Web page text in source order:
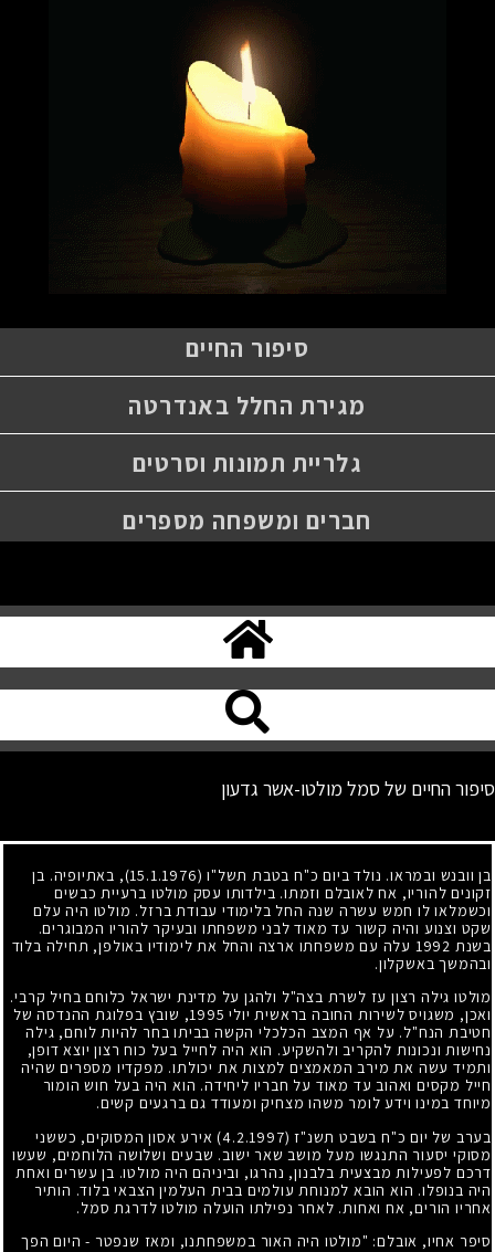
סיפור החיים
מגירת החלל באנדרטה
גלריית תמונות וסרטים
חברים ומשפחה מספרים
סיפור החיים של סמל מולטו-אשר גדעון
בן וובנש ובמראו. נולד ביום כ"ח בטבת תשל"ו (15.1.1976)
, באתיופיה. בן
זקונים להוריו, אח לאובלם וזמתו. בילדותו עסק מולטו ברעיית כבשים
וכשמלאו לו חמש עשרה שנה החל בלימודי עבודת ברזל. מולטו היה עלם
שקט וצנוע והיה קשור עד מאוד לבני משפחתו ובעיקר להוריו המבוגרים.
בשנת 1992 עלה עם משפחתו ארצה והחל את לימודיו באולפן, תחילה בלוד
ובהמשך באשקלון.
מולטו גילה רצון עז לשרת בצה"ל ולהגן על מדינת ישראל כלוחם בחיל קרבי.
ואכן, משגויס לשירות החובה בראשית יולי 1995, שובץ בפלוגת ההנדסה של
חטיבת הנח"ל. על אף המצב הכלכלי הקשה בביתו בחר להיות לוחם, גילה
נחישות ונכונות להקריב ולהשקיע. הוא היה לחייל בעל כוח רצון יוצא דופן,
ותמיד עשה את מירב המאמצים למצות את יכולתו. מפקדיו מספרים שהיה
חייל מקסים ואהוב עד מאוד על חבריו ליחידה. הוא היה בעל חוש הומור
מיוחד במינו וידע לומר משהו מצחיק ומעודד גם ברגעים קשים.
בערב של יום כ"ח בשבט תשנ"ז (4.2.1997)
אירע אסון המסוקים, כששני
מסוקי יסעור התנגשו מעל מושב שאר ישוב. שבעים ושלושה הלוחמים, שעשו
דרכם לפעילות מבצעית בלבנון, נהרגו, וביניהם היה מולטו. בן עשרים ואחת
היה בנופלו. הוא הובא למנוחת עולמים בבית העלמין הצבאי בלוד. הותיר
אחריו הורים, אח ואחות. לאחר נפילתו הועלה מולטו לדרגת סמל.
סיפר אחיו, אובלם: "מולטו היה האור במשפחתנו, ומאז שנפטר - היום הפך